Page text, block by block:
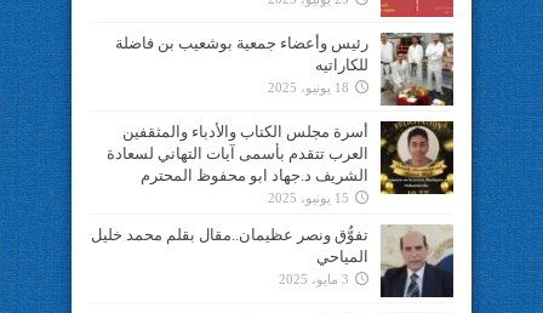
رئيس وأعضاء جمعية بوشعيب بن فاضلة
للكاراتيه
18 يونيو، 2025
أسرة مجلس الكتاب والأدباء والمثقفين
العرب تتقدم بأسمى آيات التهاني لسعادة
الشريف د.جهاد ابو محفوظ المحترم
15 يونيو، 2025
تفوُّق ونصر عظيمان..مقال بقلم محمد خليل
المياحي
3 مايو، 2025